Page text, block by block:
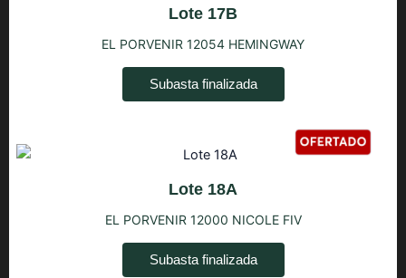
Lote 17B
EL PORVENIR 12054 HEMINGWAY
Subasta finalizada
Lote 18A
EL PORVENIR 12000 NICOLE FIV
Subasta finalizada